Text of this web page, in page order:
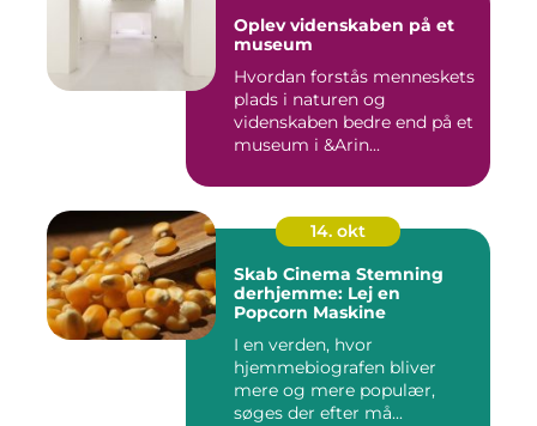
Oplev videnskaben på et
museum
Hvordan forstås menneskets
plads i naturen og
videnskaben bedre end på et
museum i &Arin...
14. okt
Skab Cinema Stemning
derhjemme: Lej en
Popcorn Maskine
I en verden, hvor
hjemmebiografen bliver
mere og mere populær,
søges der efter må...